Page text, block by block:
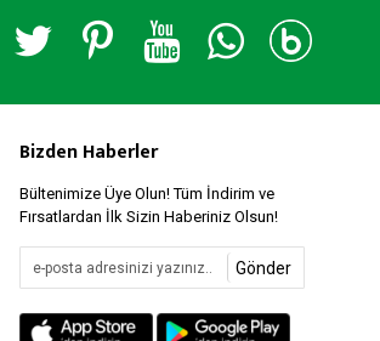
Bizden Haberler
Bültenimize Üye Olun! Tüm İndirim ve
Fırsatlardan İlk Sizin Haberiniz Olsun!
Gönder